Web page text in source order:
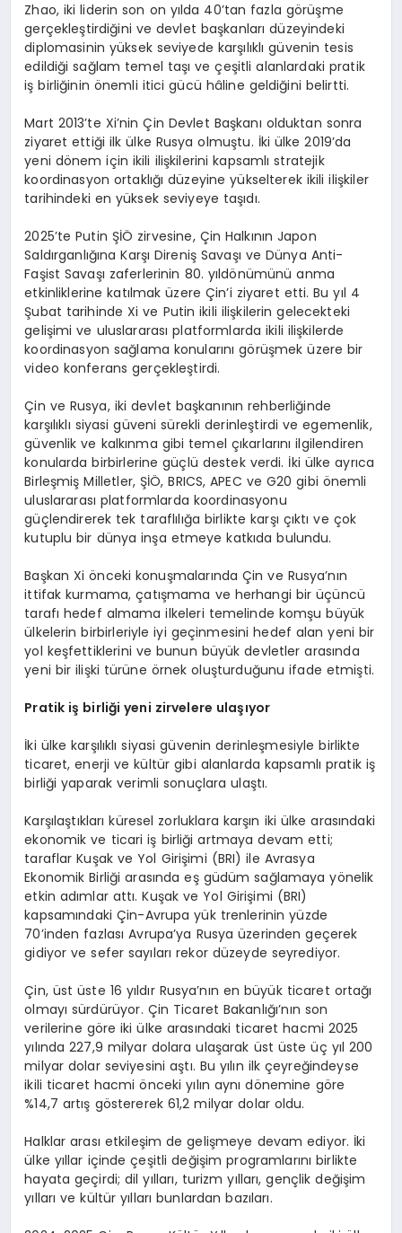
Zhao, iki liderin son on yılda 40’tan fazla görüşme
gerçekleştirdiğini ve devlet başkanları düzeyindeki
diplomasinin yüksek seviyede karşılıklı güvenin tesis
edildiği sağlam temel taşı ve çeşitli alanlardaki pratik
iş birliğinin önemli itici gücü hâline geldiğini belirtti.
Mart 2013’te Xi’nin Çin Devlet Başkanı olduktan sonra
ziyaret ettiği ilk ülke Rusya olmuştu. İki ülke 2019’da
yeni dönem için ikili ilişkilerini kapsamlı stratejik
koordinasyon ortaklığı düzeyine yükselterek ikili ilişkiler
tarihindeki en yüksek seviyeye taşıdı.
2025’te Putin ŞİÖ zirvesine, Çin Halkının Japon
Saldırganlığına Karşı Direniş Savaşı ve Dünya Anti-
Faşist Savaşı zaferlerinin 80. yıldönümünü anma
etkinliklerine katılmak üzere Çin’i ziyaret etti. Bu yıl 4
Şubat tarihinde Xi ve Putin ikili ilişkilerin gelecekteki
gelişimi ve uluslararası platformlarda ikili ilişkilerde
koordinasyon sağlama konularını görüşmek üzere bir
video konferans gerçekleştirdi.
Çin ve Rusya, iki devlet başkanının rehberliğinde
karşılıklı siyasi güveni sürekli derinleştirdi ve egemenlik,
güvenlik ve kalkınma gibi temel çıkarlarını ilgilendiren
konularda birbirlerine güçlü destek verdi. İki ülke ayrıca
Birleşmiş Milletler, ŞİÖ, BRICS, APEC ve G20 gibi önemli
uluslararası platformlarda koordinasyonu
güçlendirerek tek taraflılığa birlikte karşı çıktı ve çok
kutuplu bir dünya inşa etmeye katkıda bulundu.
Başkan Xi önceki konuşmalarında Çin ve Rusya’nın
ittifak kurmama, çatışmama ve herhangi bir üçüncü
tarafı hedef almama ilkeleri temelinde komşu büyük
ülkelerin birbirleriyle iyi geçinmesini hedef alan yeni bir
yol keşfettiklerini ve bunun büyük devletler arasında
yeni bir ilişki türüne örnek oluşturduğunu ifade etmişti.
Pratik iş birliği yeni zirvelere ulaşıyor
İki ülke karşılıklı siyasi güvenin derinleşmesiyle birlikte
ticaret, enerji ve kültür gibi alanlarda kapsamlı pratik iş
birliği yaparak verimli sonuçlara ulaştı.
Karşılaştıkları küresel zorluklara karşın iki ülke arasındaki
ekonomik ve ticari iş birliği artmaya devam etti;
taraflar Kuşak ve Yol Girişimi (BRI) ile Avrasya
Ekonomik Birliği arasında eş güdüm sağlamaya yönelik
etkin adımlar attı. Kuşak ve Yol Girişimi (BRI)
kapsamındaki Çin-Avrupa yük trenlerinin yüzde
70’inden fazlası Avrupa’ya Rusya üzerinden geçerek
gidiyor ve sefer sayıları rekor düzeyde seyrediyor.
Çin, üst üste 16 yıldır Rusya’nın en büyük ticaret ortağı
olmayı sürdürüyor. Çin Ticaret Bakanlığı’nın son
verilerine göre iki ülke arasındaki ticaret hacmi 2025
yılında 227,9 milyar dolara ulaşarak üst üste üç yıl 200
milyar dolar seviyesini aştı. Bu yılın ilk çeyreğindeyse
ikili ticaret hacmi önceki yılın aynı dönemine göre
%14,7 artış göstererek 61,2 milyar dolar oldu.
Halklar arası etkileşim de gelişmeye devam ediyor. İki
ülke yıllar içinde çeşitli değişim programlarını birlikte
hayata geçirdi; dil yılları, turizm yılları, gençlik değişim
yılları ve kültür yılları bunlardan bazıları.